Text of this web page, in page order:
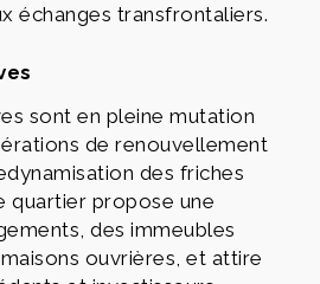
échanges transfrontaliers.
sont en pleine mutation
de renouvellement
des friches
quartier propose une
des immeubles
ouvrières, et attire